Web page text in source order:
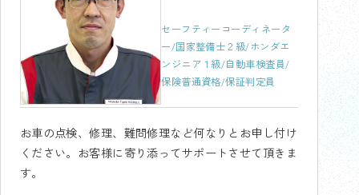
セーフティーコーディネータ
ー/国家整備士２級/ホンダエ
ンジニア１級/自動車検査員/
保険普通資格/保証判定員
お車の点検、修理、難問修理など何なりとお申し付け
ください。お客様に寄り添ってサポートさせて頂きま
す。